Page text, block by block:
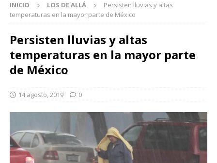
INICIO LOS DE ALLÁ
Persisten lluvias y altas
temperaturas en la mayor parte de México
Persisten lluvias y altas
temperaturas en la mayor parte
de México
14 agosto, 2019 0